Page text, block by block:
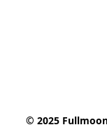
© 2025